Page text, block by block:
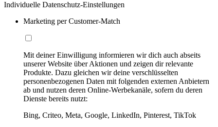
Individuelle Datenschutz-Einstellungen
Marketing per Customer-Match
Mit deiner Einwilligung informieren wir dich auch abseits
unserer Website über Aktionen und zeigen dir relevante
Produkte. Dazu gleichen wir deine verschlüsselten
personenbezogenen Daten mit folgenden externen Anbietern
ab und nutzen deren Online-Werbekanäle, sofern du deren
Dienste bereits nutzt:
Bing, Criteo, Meta, Google, LinkedIn, Pinterest, TikTok